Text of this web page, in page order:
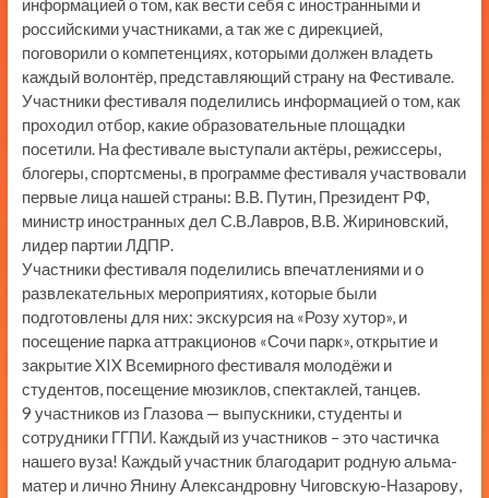
информацией о том, как вести себя с иностранными и
российскими участниками, а так же с дирекцией,
поговорили о компетенциях, которыми должен владеть
каждый волонтёр, представляющий страну на Фестивале.
Участники фестиваля поделились информацией о том, как
проходил отбор, какие образовательные площадки
посетили. На фестивале выступали актёры, режиссеры,
блогеры, спортсмены, в программе фестиваля участвовали
первые лица нашей страны: В.В. Путин, Президент РФ,
министр иностранных дел С.В.Лавров, В.В. Жириновский,
лидер партии ЛДПР.
Участники фестиваля поделились впечатлениями и о
развлекательных мероприятиях, которые были
подготовлены для них: экскурсия на «Розу хутор», и
посещение парка аттракционов «Сочи парк», открытие и
закрытие XIX Всемирного фестиваля молодёжи и
студентов, посещение мюзиклов, спектаклей, танцев.
9 участников из Глазова — выпускники, студенты и
сотрудники ГГПИ. Каждый из участников – это частичка
нашего вуза! Каждый участник благодарит родную альма-
матер и лично Янину Александровну Чиговскую-Назарову,